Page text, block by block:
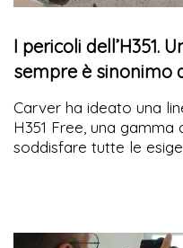
I pericoli dell’H351.
sempre è sinonimo
Carver ha ideato una
H351 Free, una
soddisfare tutte le
sottofondi con la
riducendo il più